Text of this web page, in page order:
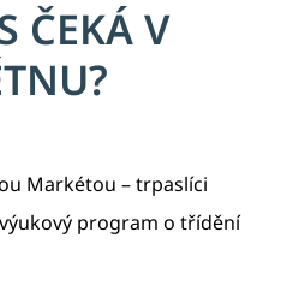
ČEKÁ V
Markétou – trpaslíci
program o třídění